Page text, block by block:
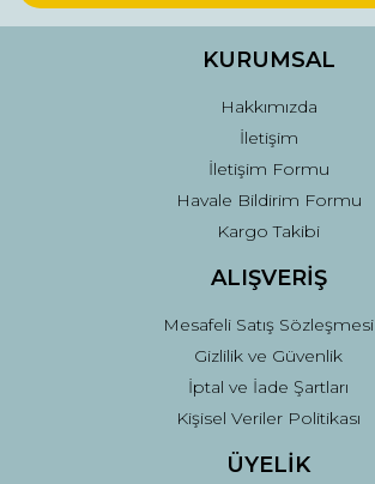
Ürün fiyatı diğer sitelerden daha pahalı.
Gönder
KURUMSAL
Hakkımızda
İletişim
İletişim Formu
Havale Bildirim Formu
Kargo Takibi
ALIŞVERİŞ
Mesafeli Satış Sözleşmesi
Gizlilik ve Güvenlik
İptal ve İade Şartları
Kişisel Veriler Politikası
ÜYELİK